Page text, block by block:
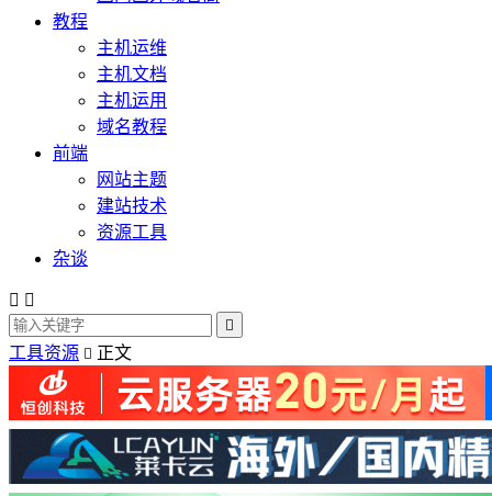
教程
主机运维
主机文档
主机运用
域名教程
前端
网站主题
建站技术
资源工具
杂谈
 

工具资源  正文